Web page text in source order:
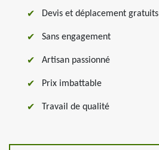
Devis et déplacement gratuits
Sans engagement
Artisan passionné
Prix imbattable
Travail de qualité